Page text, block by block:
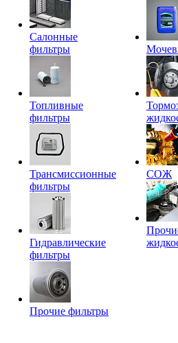
Салонные
фильтры
Топливные
фильтры
Трансмиссионные
фильтры
Гидравлические
фильтры
Прочие фильтры
СОЖ